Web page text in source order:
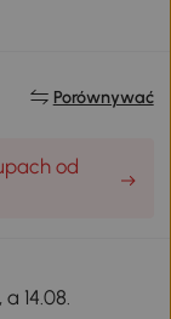
Porównywać
od
14.08.